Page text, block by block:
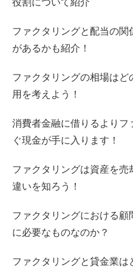
役割について紹介
ファクタリングと配当の
があるかも紹介！
ファクタリングの相場は
用を考えよう！
消費者金融に借りるよりフ
ぐ現金が手に入ります！
ファクタリングは資産を
違いを知ろう！
ファクタリングにおける顧
に必要なものなのか？
ファクタリングと貸金業